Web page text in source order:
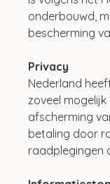
onderbouwd,
bescherming
Privacy
Nederland
zoveel
afscherming
betaling door
raadplegingen